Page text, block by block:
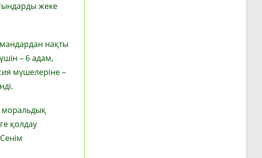
жеке
нақты
– 6 адам,
мүшелеріне –
моральдық
қолдау